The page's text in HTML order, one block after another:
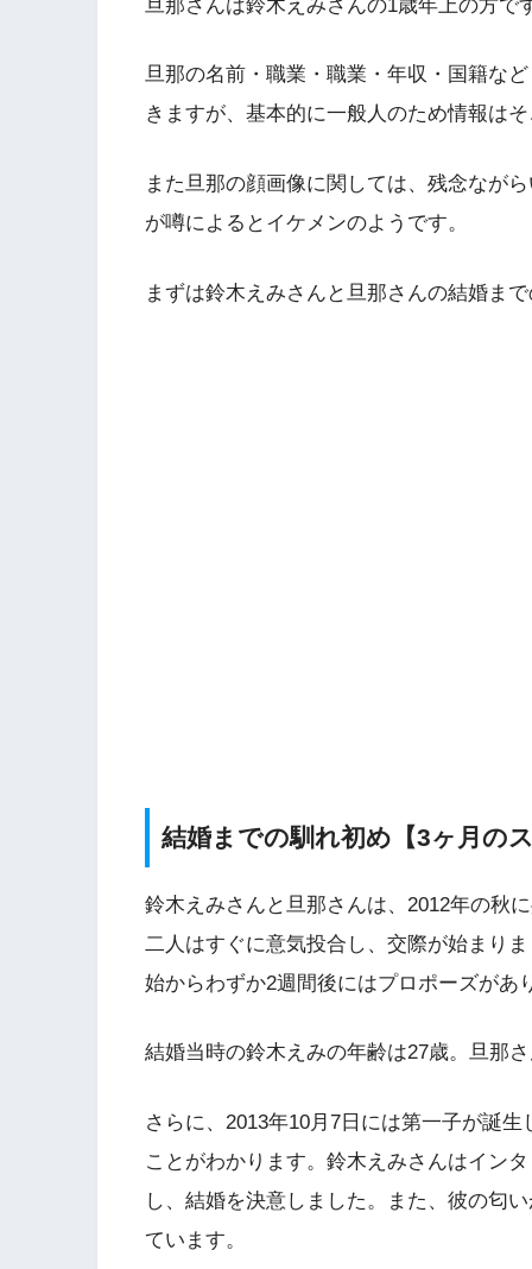
旦那さんは鈴木えみさんの1歳年上の方で
旦那の名前・職業・職業・年収・国籍な
きますが、基本的に一般人のため情報はそ
また旦那の顔画像に関しては、残念なが
が噂によるとイケメンのようです。
まずは鈴木えみさんと旦那さんの結婚ま
結婚までの馴れ初め【3ヶ月のス
鈴木えみさんと旦那さんは、2012年の秋
二人はすぐに意気投合し、交際が始まり
始からわずか2週間後にはプロポーズがあ
結婚当時の鈴木えみの年齢は27歳。旦那さ
さらに、2013年10月7日には第一子が誕
ことがわかります。鈴木えみさんはイン
し、結婚を決意しました。また、彼の匂
ています。